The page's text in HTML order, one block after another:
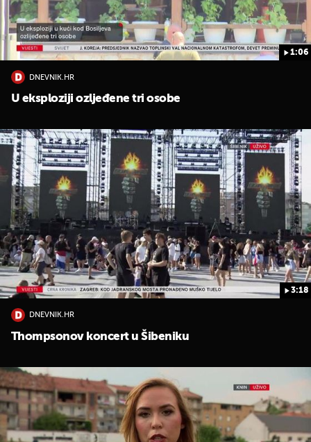
1:06
DNEVNIK.HR
U eksploziji ozljeđene tri osobe
3:18
DNEVNIK.HR
Thompsonov koncert u Šibeniku